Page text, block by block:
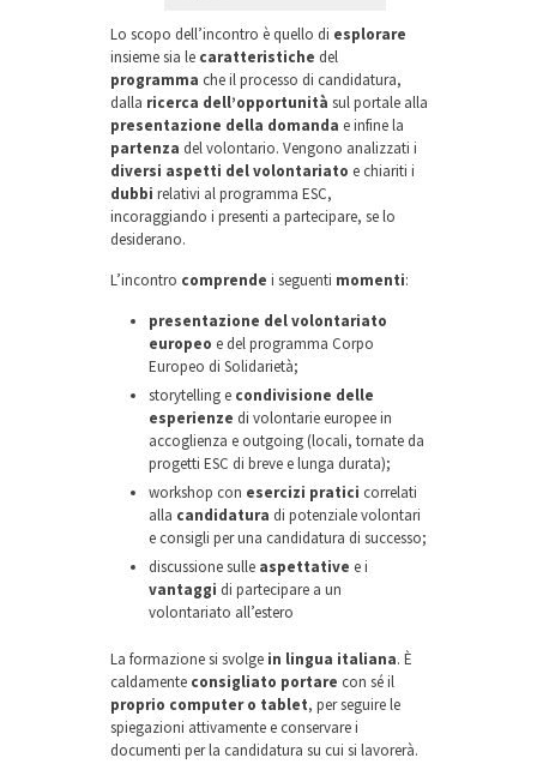
Lo scopo dell’incontro è quello di esplorare
insieme sia le caratteristiche del
programma che il processo di candidatura,
dalla ricerca dell’opportunità sul portale alla
presentazione della domanda e infine la
partenza del volontario. Vengono analizzati i
diversi aspetti del volontariato e chiariti i
dubbi relativi al programma ESC,
incoraggiando i presenti a partecipare, se lo
desiderano.
L’incontro comprende i seguenti momenti:
presentazione del volontariato
europeo e del programma Corpo
Europeo di Solidarietà;
storytelling e condivisione delle
esperienze di volontarie europee in
accoglienza e outgoing (locali, tornate da
progetti ESC di breve e lunga durata);
workshop con esercizi pratici correlati
alla candidatura di potenziale volontari
e consigli per una candidatura di successo;
discussione sulle aspettative e i
vantaggi di partecipare a un
volontariato all’estero
La formazione si svolgein lingua italiana. È
caldamente consigliato portare con sé il
proprio computer o tablet, per seguire le
spiegazioni attivamente e conservare i
documenti per la candidatura su cui si lavorerà.